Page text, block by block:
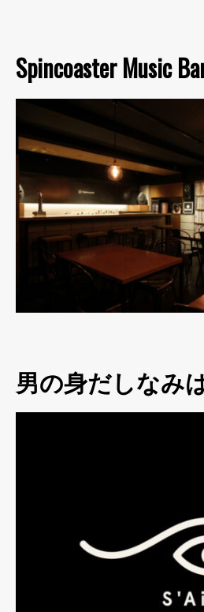
Spincoaster Music
男の身だしなみ